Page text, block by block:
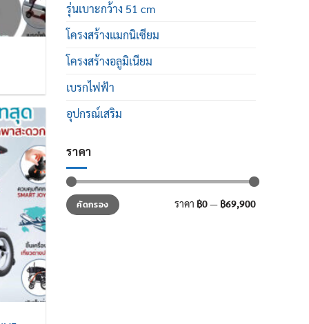
รุ่นเบาะกว้าง 51 cm
โครงสร้างแมกนิเซียม
โครงสร้างอลูมิเนียม
เบรกไฟฟ้า
อุปกรณ์เสริม
ราคา
ราคา
ต่ำ
สุด
ราคา
สูงสุดคัดกรอง ราคา ฿0— ฿69,900